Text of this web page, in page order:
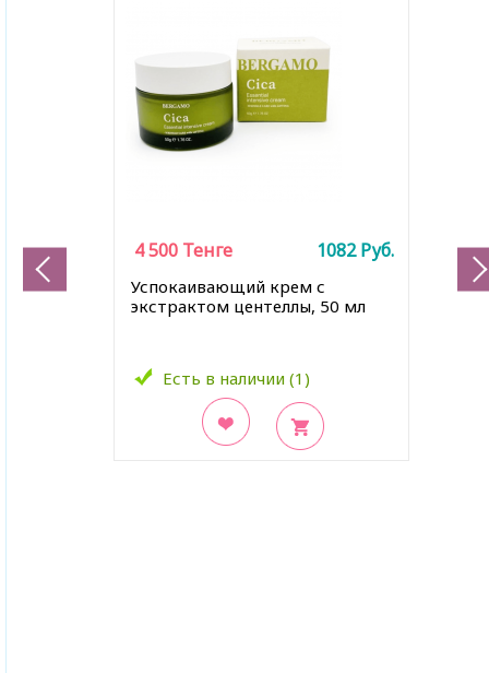
Успокаивающий крем с
экстрактом центеллы, 50 мл
Есть в наличии (1)
4 500 Тенге 1082Руб.